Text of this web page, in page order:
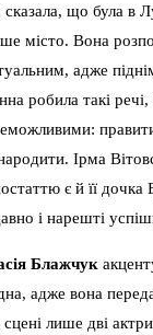
сказала, що була в
місто. Вона
адже
робила такі речі,
Ірма
є й її дочка
і нарешті
Блажчук
адже вона
лише дві